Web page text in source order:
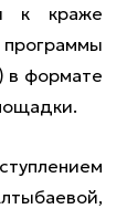
к краже
в формате